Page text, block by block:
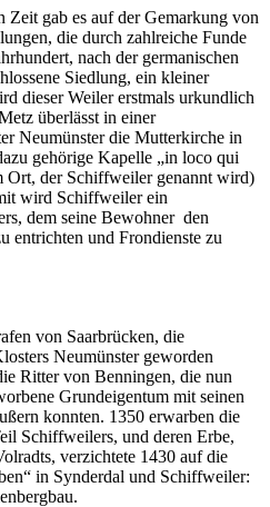
Zeit gab es auf der Gemarkung von
die durch zahlreiche Funde
nach der germanischen
Siedlung, ein kleiner
dieser Weiler erstmals urkundlich
überlässt in einer
Neumünster die Mutterkirche in
gehörige Kapelle „in loco qui
Ort, der Schiffweiler genannt wird)
wird Schiffweiler ein
dem seine Bewohner den
entrichten und Frondienste zu
von Saarbrücken, die
Neumünster geworden
Ritter von Benningen, die nun
Grundeigentum mit seinen
konnten. 1350 erwarben die
Schiffweilers, und deren Erbe,
verzichtete 1430 auf die
in Synderdal und Schiffweiler: